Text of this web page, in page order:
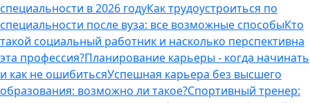
специальности в 2026 годуКак трудоустроиться по
специальности после вуза: все возможные способыКто
такой социальный работник и насколько перспективна
эта профессия?Планирование карьеры - когда начинать
и как не ошибитьсяУспешная карьера без высшего
образования: возможно ли такое?Спортивный тренер: